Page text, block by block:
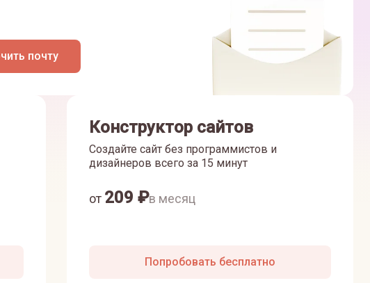
почту
Конструктор сайтов
Создайте сайт без программистов и
дизайнеров всего за 15 минут
от 209 ₽в месяц
Попробовать бесплатно